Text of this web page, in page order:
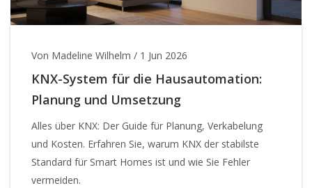
Von Madeline Wilhelm / 1 Jun 2026
KNX-System für die Hausautomation:
Planung und Umsetzung
Alles über KNX: Der Guide für Planung, Verkabelung
und Kosten. Erfahren Sie, warum KNX der stabilste
Standard für Smart Homes ist und wie Sie Fehler
vermeiden.